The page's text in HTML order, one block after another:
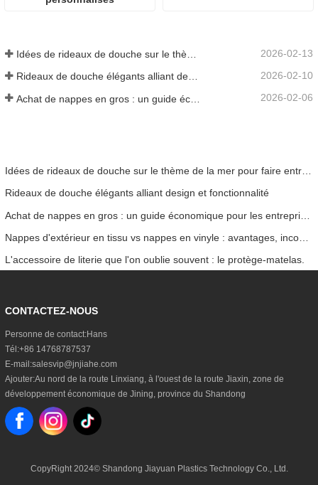
2026-02-13
Rideaux de douche élégants alliant design et fonctionnalité 2026-02-10
2026-02-06
Rideaux de douche élégants alliant design et fonctionnalité
L'accessoire de literie que l'on oublie souvent : le protège-matelas.
CONTACTEZ-NOUS
Personne de contact:Hans
Tél:+86 14768787537
E-mail:salesvip@jnjiahe.com
Ajouter:Au nord de la route Linxiang, à l'ouest de la route Jiaxin, zone de
développement économique de Jining, province du Shandong
CopyRight 2024© Shandong Jiayuan Plastics Technology Co., Ltd.